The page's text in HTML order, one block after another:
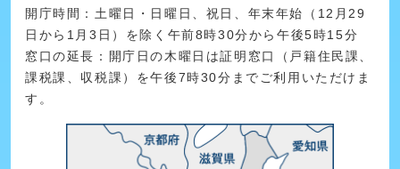
開庁時間：土曜日・日曜日、祝日、年末年始（12月29
日から1月3日）を除く午前8時30分から午後5時15分
窓口の延長：開庁日の木曜日は証明窓口（戸籍住民課、
課税課、収税課）を午後7時30分までご利用いただけま
す。